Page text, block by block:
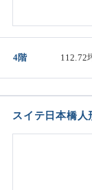
4階 112.72
スイテ日本橋人